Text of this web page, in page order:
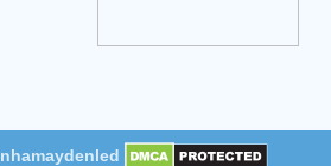
nhamaydenled